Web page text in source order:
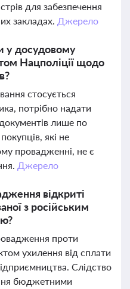
для забезпечення
закладах. Джерело
у досудовому
Нацполіції щодо
стосується
потрібно надати
документів лише по
які не
провадженні, не є
Джерело
відкриті
з російським
проти
ухилення від сплати
Слідство
бюджетними